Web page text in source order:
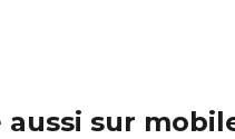
aussi sur